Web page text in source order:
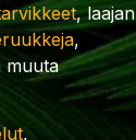
, laajan
,
muuta
,